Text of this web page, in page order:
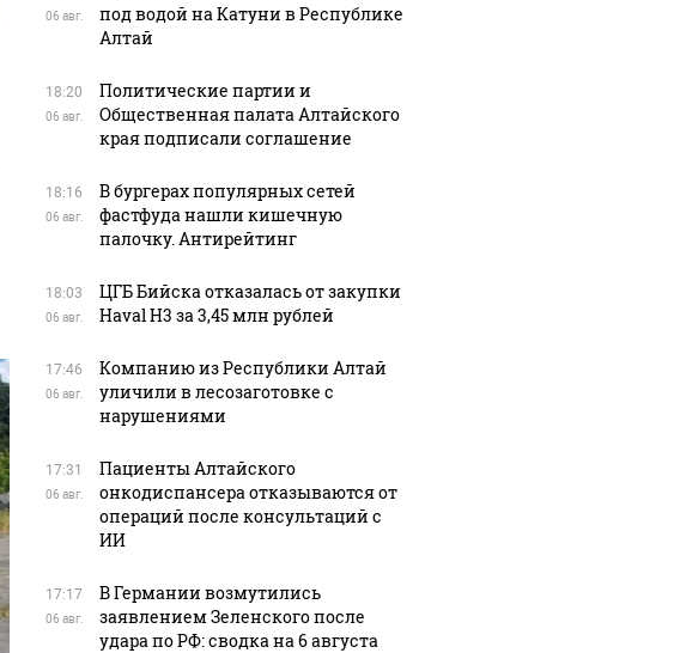
фото
душ. Видео
06 авг.
под водой на Катуни в Республике
Алтай
18:20
06 авг.
Политические партии и
Общественная палата Алтайского
края подписали соглашение
18:16
06 авг.
В бургерах популярных сетей
фастфуда нашли кишечную
палочку. Антирейтинг
18:03
06 авг.
ЦГБ Бийска отказалась от закупки
Haval H3 за 3,45 млн рублей
17:46
06 авг.
Компанию из Республики Алтай
уличили в лесозаготовке с
нарушениями
17:31
06 авг.
Пациенты Алтайского
онкодиспансера отказываются от
операций после консультаций с
ИИ
17:17
06 авг.
В Германии возмутились
заявлением Зеленского после
удара по РФ: сводка на 6 августа